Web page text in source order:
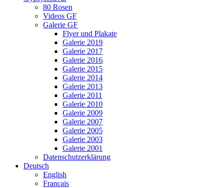
80 Rosen
Videos GF
Galerie GF
Flyer und Plakate
Galerie 2019
Galerie 2017
Galerie 2016
Galerie 2015
Galerie 2014
Galerie 2013
Galerie 2011
Galerie 2010
Galerie 2009
Galerie 2007
Galerie 2005
Galerie 2003
Galerie 2001
Datenschutzerklärung
Deutsch
English
Français